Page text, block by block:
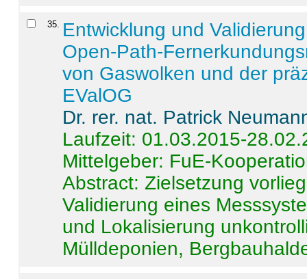
35. Entwicklung und
Open-Path-
von Gaswolken und der
EValOG
Dr. rer. nat. Patrick
Laufzeit: 01.03.2015-
Mittelgeber: FuE-
Abstract:Zielsetzung
Validierung eines
und Lokalisierung
Mülldeponien,